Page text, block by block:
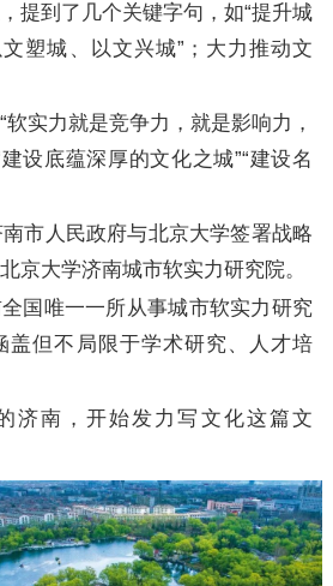
提到了几个关键字句，如“提升城
塑城、以文兴城”；大力推动文
软实力就是竞争力，就是影响力，
设底蕴深厚的文化之城”“建设名
市人民政府与北京大学签署战略
京大学济南城市软实力研究院。
国唯一一所从事城市软实力研究
盖但不局限于学术研究、人才培
济南，开始发力写文化这篇文